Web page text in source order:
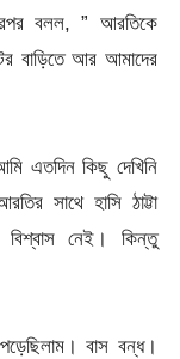
বলল, ” আরতিকে
বাড়িতে আর আমাদের
এতদিন কিছু দেখিনি
সাথে হাসি ঠাট্টা
নেই। কিন্তু
বাস বন্ধ।